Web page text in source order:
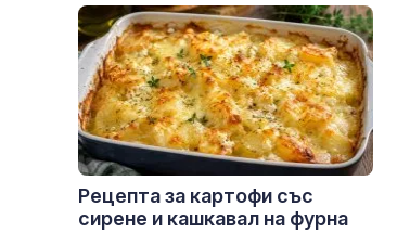
Рецепта за картофи със
сирене и кашкавал на фурна